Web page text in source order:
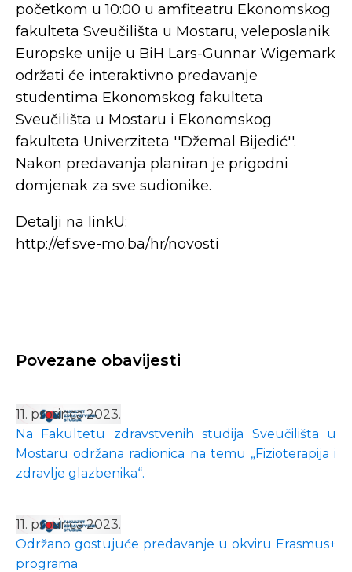
početkom u 10:00 u amfiteatru Ekonomskog
fakulteta Sveučilišta u Mostaru, veleposlanik
Europske unije u BiH Lars-Gunnar Wigemark
održati će interaktivno predavanje
studentima Ekonomskog fakulteta
Sveučilišta u Mostaru i Ekonomskog
fakulteta Univerziteta ''Džemal Bijedić''.
Nakon predavanja planiran je prigodni
domjenak za sve sudionike.
Detalji na linkU:
http://ef.sve-mo.ba/hr/novosti
Povezane obavijesti
11. prosinca 2023.
Na Fakultetu zdravstvenih studija Sveučilišta u
Mostaru održana radionica na temu „Fizioterapija i
zdravlje glazbenika“.
11. prosinca 2023.
Održano gostujuće predavanje u okviru Erasmus+
programa